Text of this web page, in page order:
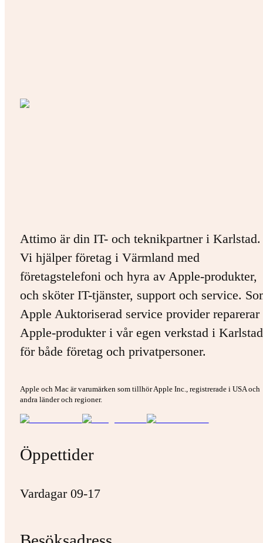
Attimo är din IT- och teknikpartner i Karlstad.
Vi hjälper företag i Värmland med
företagstelefoni och hyra av Apple-produkter,
och sköter IT-tjänster, support och service.
Apple Auktoriserad service provider
Apple-produkter i vår egen verkstad i
för både företag och privatpersoner.
Apple och Mac är varumärken som tillhör Apple Inc., registrerade i USA och
andra länder och regioner.
Öppettider
Vardagar 09-17